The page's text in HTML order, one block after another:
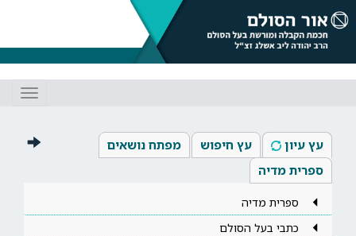
עץ עיון עץ חיפוש
מפתח נושאים
ספרית מדיה
ספרית מדיה
כתבי בעל הסולם